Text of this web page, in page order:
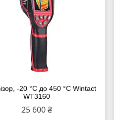
-20 °C до 450 °C Wintact
WT3160
25 600 ₴